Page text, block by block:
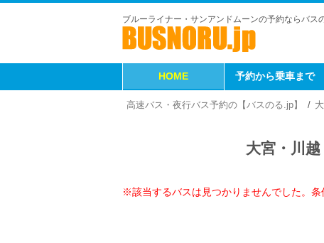
ブルーライナー・サンアンドムーンの予約ならバス
HOME 予約から乗車まで
高速バス・夜行バス予約の【バスのる.jp】
大宮・川
※該当するバスは見つかりませんでした。条